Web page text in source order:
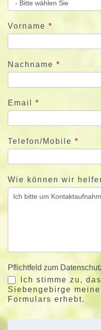
e
u
n
s
e
t
Vorname *
Nachname *
Email *
Telefon/Mobile *
Wie können wir
Pflichtfeld zum
Ich stimme zu,
Siebengebirge
Formulars erhebt.